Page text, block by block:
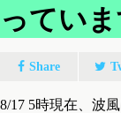
ってい
Share
8/17 5時現在、波